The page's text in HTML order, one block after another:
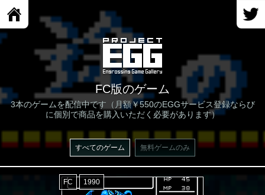
FC版のゲーム
3本のゲームを配信中です（月額￥550のEGGサービス登録ならび
に個別で商品を購入いただく必要があります）
すべてのゲーム 無料ゲームのみ
FC 1990